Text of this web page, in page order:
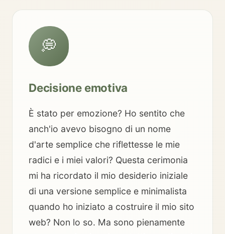
💭
Decisione emotiva
È stato per emozione? Ho sentito che
anch'io avevo bisogno di un nome
d'arte semplice che riflettesse le mie
radici e i miei valori? Questa cerimonia
mi ha ricordato il mio desiderio iniziale
di una versione semplice e minimalista
quando ho iniziato a costruire il mio sito
web? Non lo so. Ma sono pienamente